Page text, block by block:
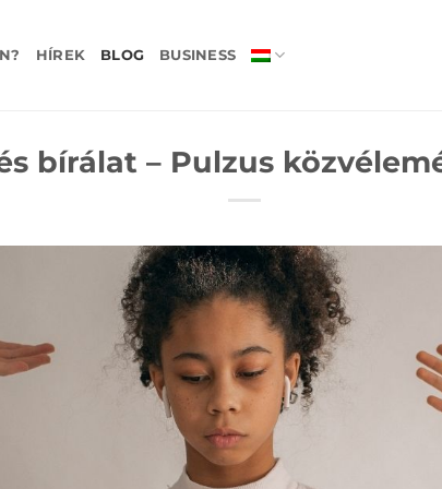
HÍREK BLOG BUSINESS
bírálat – Pulzus